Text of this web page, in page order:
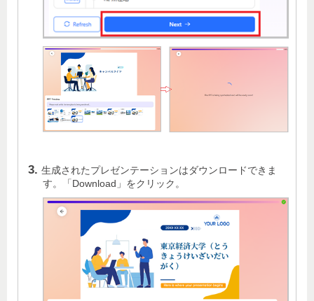
生成されたプレゼンテーションはダウンロードできま
す。「Download」をクリック。